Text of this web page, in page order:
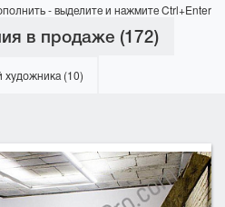
- выделите и нажмите Ctrl+Enter
в продаже (172)
художника (10)